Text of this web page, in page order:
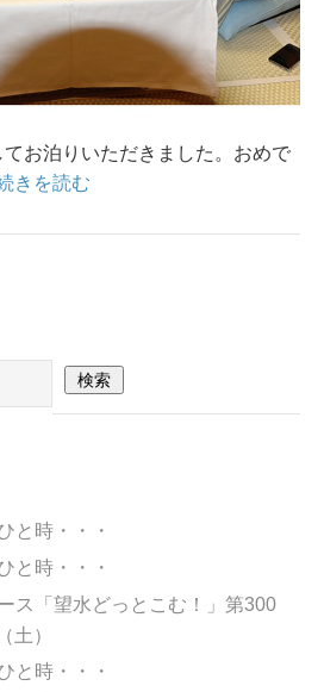
お泊りいただきました。おめで
きを読む
と時・・・
と時・・・
ス「望水どっとこむ！」第300
土）
と時・・・